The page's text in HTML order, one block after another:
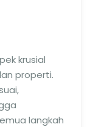
krusial
properti.
langkah